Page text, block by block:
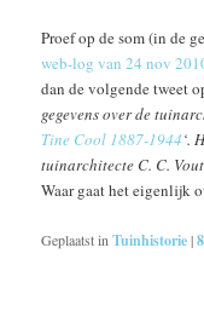
Proef op de som (in de
web-log van 24 nov
dan de volgende tweet
gegevens over de
Tine Cool 1887-1944‘.
tuinarchitecte C. C.
Waar gaat het eigenlijk
Geplaatst inTuinhistorie|8